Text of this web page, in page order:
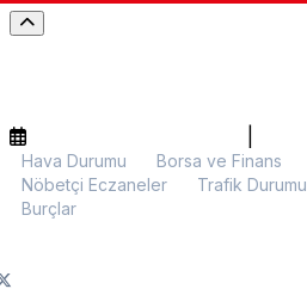
Hava Durumu Borsa ve Finans
Nöbetçi Eczaneler
Trafik Durumu
Burçlar